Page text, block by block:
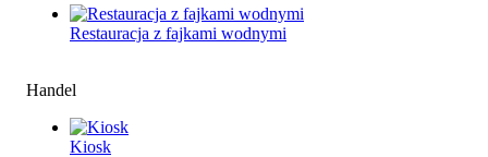
Restauracjа z fajkami wodnymi
Handel
Kiosk